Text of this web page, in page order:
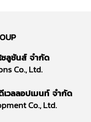
ลูชันส์ จำกัด
Co., Ltd.
วลลอปเมนท์ จำกัด
Co., Ltd.